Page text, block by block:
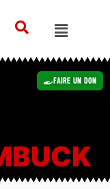
Faire un Don